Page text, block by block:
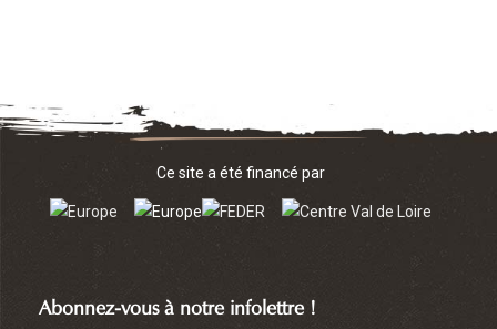
Abonnez-vous à notre infolettre !
Ce site a été financé par